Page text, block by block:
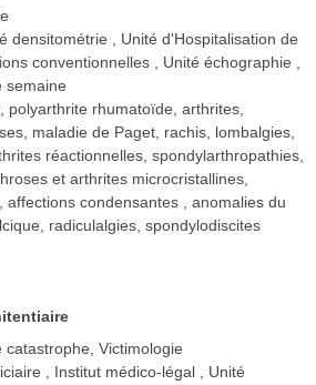
densitométrie
Unité d'Hospitalisation de
conventionnelles
Unité échographie
semaine
polyarthrite rhumatoïde, arthrites,
maladie de Paget, rachis, lombalgies,
réactionnelles, spondylarthropathies,
et arthrites microcristallines,
affections condensantes , anomalies du
radiculalgies, spondylodiscites
catastrophe, Victimologie
Institut médico-légal
Unité